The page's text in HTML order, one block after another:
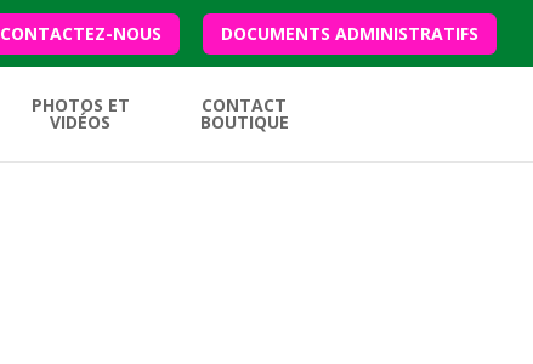
CONTACTEZ-NOUS DOCUMENTS ADMINISTRATIFS
PHOTOS ET
VIDÉOS
CONTACT
BOUTIQUE